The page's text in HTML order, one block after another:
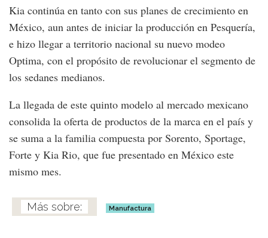
Kia continúa en tanto con sus planes de crecimiento en
México, aun antes de iniciar la producción en Pesquería,
e hizo llegar a territorio nacional su nuevo modeo
Optima, con el propósito de revolucionar el segmento de
los sedanes medianos.
La llegada de este quinto modelo al mercado mexicano
consolida la oferta de productos de la marca en el país y
se suma a la familia compuesta por Sorento, Sportage,
Forte y Kia Rio, que fue presentado en México este
mismo mes.
Manufactura